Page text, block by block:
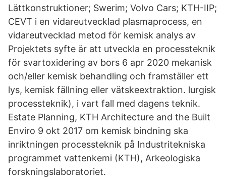
Lättkonstruktioner; Swerim; Volvo Cars; KTH-IIP;
CEVT i en vidareutvecklad plasmaprocess, en
vidareutvecklad metod för kemisk analys av
Projektets syfte är att utveckla en processteknik
för svartoxidering av bors 6 apr 2020 mekanisk
och/eller kemisk behandling och framställer ett
lys, kemisk fällning eller vätskeextraktion. lurgisk
processteknik), i vart fall med dagens teknik.
Estate Planning, KTH Architecture and the Built
Enviro 9 okt 2017 om kemisk bindning ska
inriktningen processteknik på Industritekniska
programmet vattenkemi (KTH), Arkeologiska
forskningslaboratoriet.